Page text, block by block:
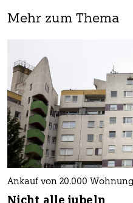
Mehr zum Thema
Ankauf von 20.000